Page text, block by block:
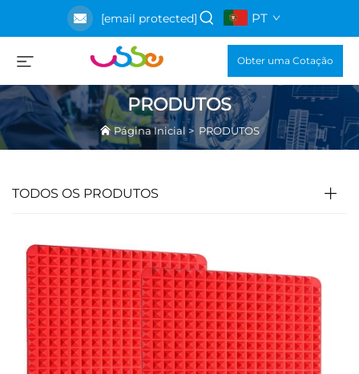
[email protected] PT
Obter uma Cotação
PRODUTOS
Página Inicial> PRODUTOS
TODOS OS PRODUTOS